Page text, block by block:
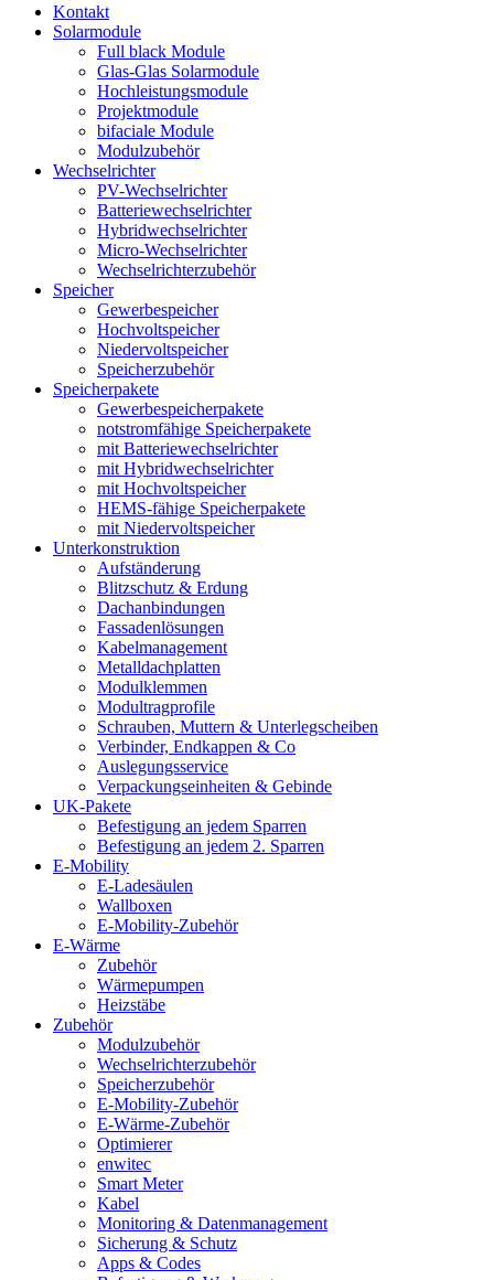
Kontakt
Solarmodule
Full black Module
Glas-Glas Solarmodule
Hochleistungsmodule
Projektmodule
bifaciale Module
Modulzubehör
Wechselrichter
PV-Wechselrichter
Batteriewechselrichter
Hybridwechselrichter
Micro-Wechselrichter
Wechselrichterzubehör
Speicher
Gewerbespeicher
Hochvoltspeicher
Niedervoltspeicher
Speicherzubehör
Speicherpakete
Gewerbespeicherpakete
notstromfähige Speicherpakete
mit Batteriewechselrichter
mit Hybridwechselrichter
mit Hochvoltspeicher
HEMS-fähige Speicherpakete
mit Niedervoltspeicher
Unterkonstruktion
Aufständerung
Blitzschutz & Erdung
Dachanbindungen
Fassadenlösungen
Kabelmanagement
Metalldachplatten
Modulklemmen
Modultragprofile
Schrauben, Muttern & Unterlegscheiben
Verbinder, Endkappen & Co
Auslegungsservice
Verpackungseinheiten & Gebinde
UK-Pakete
Befestigung an jedem Sparren
Befestigung an jedem 2. Sparren
E-Mobility
E-Ladesäulen
Wallboxen
E-Mobility-Zubehör
E-Wärme
Zubehör
Wärmepumpen
Heizstäbe
Zubehör
Modulzubehör
Wechselrichterzubehör
Speicherzubehör
E-Mobility-Zubehör
E-Wärme-Zubehör
Optimierer
enwitec
Smart Meter
Kabel
Monitoring & Datenmanagement
Sicherung & Schutz
Apps & Codes